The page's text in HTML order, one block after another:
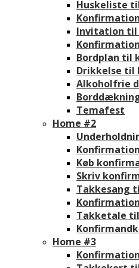
Huskeliste
Invitation
Bordplan til
Drikkelse til
Alkoholfrie
Temafest
Home #2
Køb
Skriv
Takkesang
Takketale
Home #3